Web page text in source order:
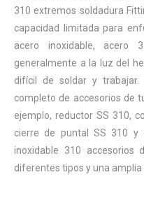
310 extremos soldadura
capacidad limitada para
acero inoxidable, acero
generalmente a la luz del
difícil de soldar y trabajar.
completo de accesorios de
ejemplo, reductor SS 310,
cierre de puntal SS 310 y
inoxidable 310 accesorios
diferentes tipos y una